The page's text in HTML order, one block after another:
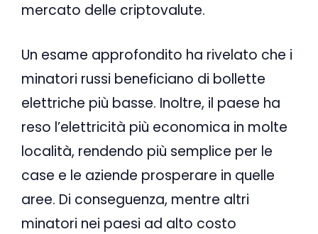
mercato delle criptovalute.
Un esame approfondito ha rivelato che i
minatori russi beneficiano di bollette
elettriche più basse. Inoltre, il paese ha
reso l’elettricità più economica in molte
località, rendendo più semplice per le
case e le aziende prosperare in quelle
aree. Di conseguenza, mentre altri
minatori nei paesi ad alto costo